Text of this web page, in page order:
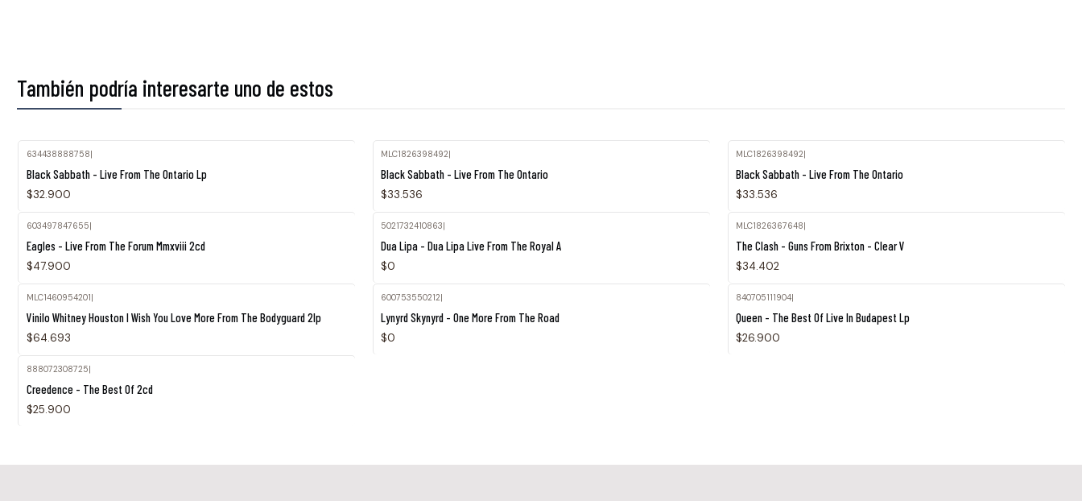
También podría interesarte uno de estos
634438888758|
Black Sabbath - Live From The Ontario Lp
$32.900
MLC1826398492|
Black Sabbath - Live From The Ontario
$33.536
MLC1826398492|
Black Sabbath - Live From The Ontario
$33.536
603497847655|
Eagles - Live From The Forum Mmxviii 2cd
$47.900
5021732410863|
Dua Lipa - Dua Lipa Live From The Royal A
$0
MLC1826367648|
The Clash - Guns From Brixton - Clear V
$34.402
MLC1460954201
Vinilo Whitney Houston I Wish You Love More From The Bodyguard 2lp
$64.693
600753550212
Lynyrd Skynyrd - One More From The Road
$0
840705111904
Queen - The Best Of Live In Budapest Lp
$26.900
888072308725
Creedence - The Best Of 2cd
$25.900